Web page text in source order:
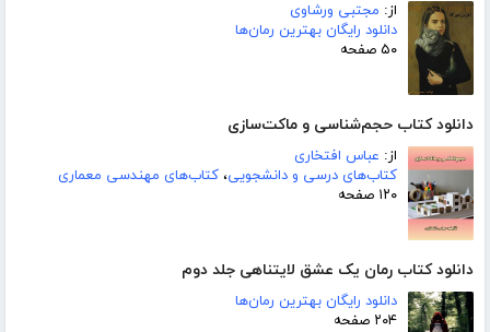
از: مجتبی ورشاوی
دانلود رایگان بهترین رمان‌ها
۵۰ صفحه
دانلود کتاب حجم‌شناسی و ماکت‌سازی
از: عباس افتخاری
کتاب‌های درسی و دانشجویی، کتاب‌های مهندسی معماری
۱۲۰ صفحه
دانلود کتاب رمان یک عشق لایتناهی جلد دوم
دانلود رایگان بهترین رمان‌ها
۲۰۴ صفحه